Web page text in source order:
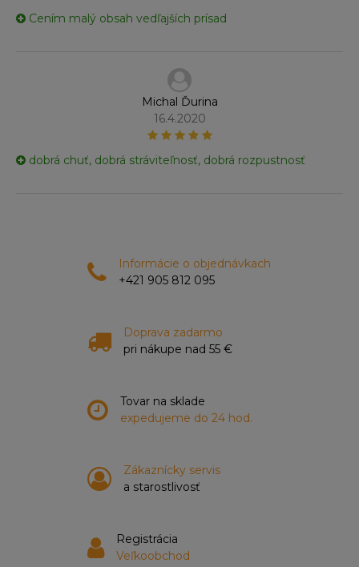
Cením malý obsah vedľajších prísad
Michal Ďurina
16.4.2020
dobrá chuť, dobrá stráviteľnosť, dobrá rozpustnosť
Informácie o objednávkach
+421 905 812 095
Doprava zadarmo
pri nákupe nad 55 €
Tovar na sklade
expedujeme do 24 hod.
Zákaznícky servis
a starostlivosť
Registrácia
Veľkoobchod